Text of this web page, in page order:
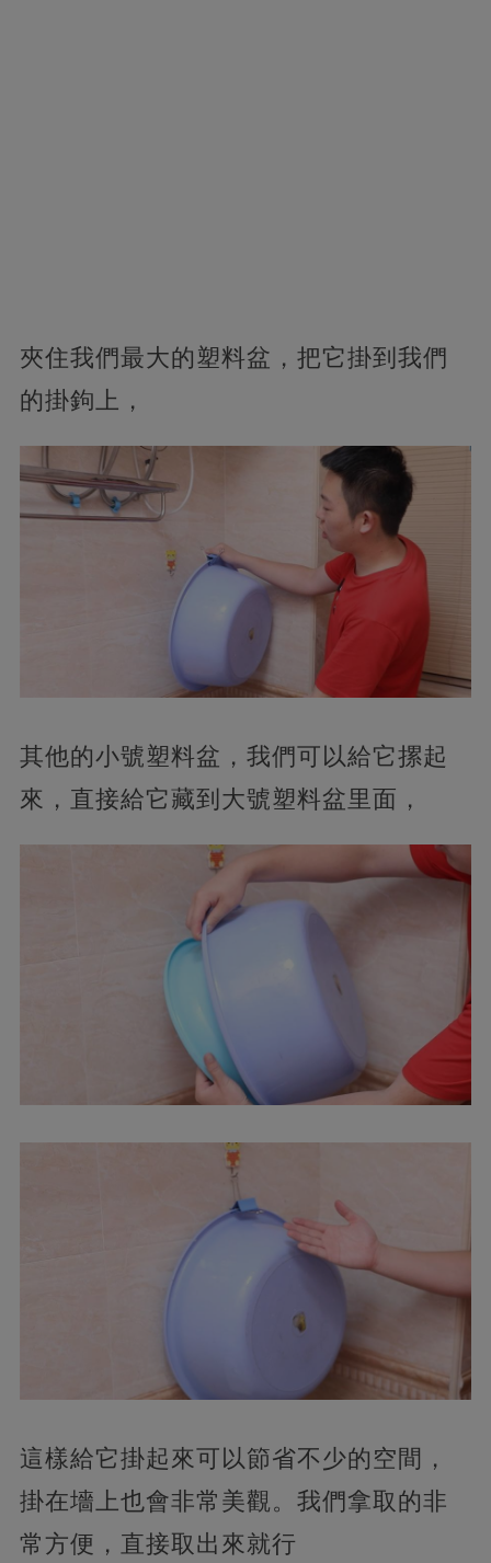
夾住我們最大的塑料盆，把它掛到我們
的掛鉤上，
其他的小號塑料盆，我們可以給它摞起
來，直接給它藏到大號塑料盆里面，
這樣給它掛起來可以節省不少的空間，
掛在墻上也會非常美觀。我們拿取的非
常方便，直接取出來就行